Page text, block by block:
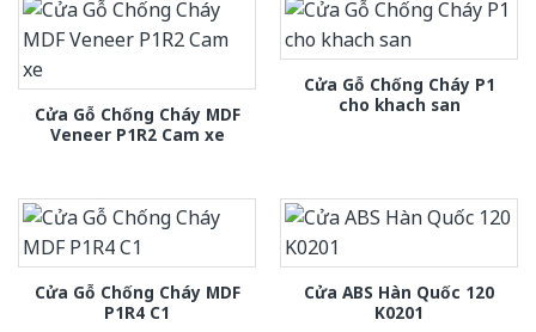
Cửa Gỗ Chống Cháy MDF
Veneer P1R2 Cam xe
Cửa Gỗ Chống Cháy P1
cho khach san
Cửa Gỗ Chống Cháy MDF
P1R4 C1
Cửa ABS Hàn Quốc 120
K0201